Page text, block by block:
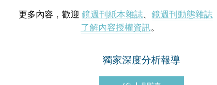
更多內容，歡迎 鏡週刊紙本雜誌、 鏡週刊動態雜誌
了解內容授權資訊。
獨家深度分析報導